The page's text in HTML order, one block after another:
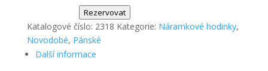
Rezervovat
Katalogové číslo: 2318 Kategorie: Náramkové hodinky,
Novodobé, Pánské
Další informace